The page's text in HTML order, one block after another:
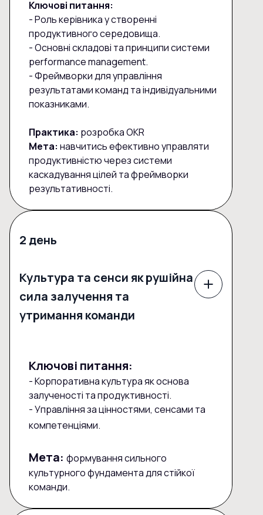
Ключові питання:
- Роль керівника у створенні
продуктивного середовища.
- Основні складові та принципи системи
performance management.
- Фреймворки для управління
результатами команд та індивідуальними
показниками.
Практика: розробка OKR
Мета: навчитись ефективно управляти
продуктивністю через системи
каскадування цілей та фреймворки
результативності.
2 день
Культура та сенси як рушійна
сила залучення та
утримання команди
Ключові питання:
- Корпоративна культура як основа
залученості та продуктивності.
- Управління за цінностями, сенсами та
компетенціями.
Мета: формування сильного
культурного фундамента для стійкої
команди.